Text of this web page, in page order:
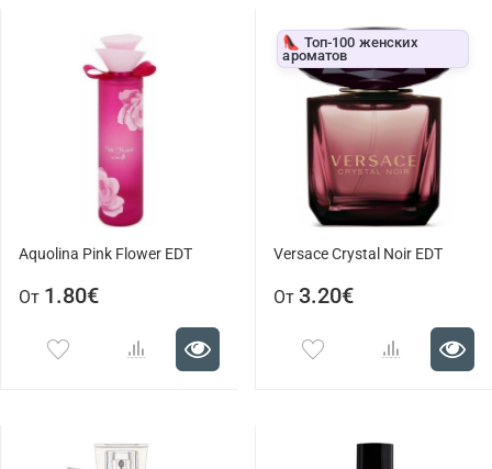
Aquolina Pink Flower EDT
От 1.80€
👠 Топ-100 женских
ароматов
Versace Crystal Noir EDT
От 3.20€